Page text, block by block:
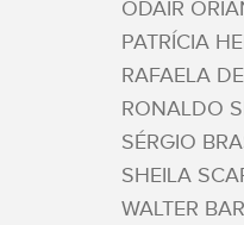
ODAIR
PATRÍCIA
RAFAELA
RONALDO
SÉRGIO
SHEILA
WALTER